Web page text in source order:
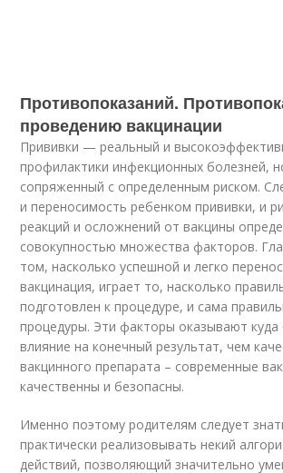
Противопоказаний.
проведению вакцинации
Прививки — реальный и
профилактики инфекционных болезней,
сопряженный с определенным риском.
и переносимость ребенком прививки, и
реакций и осложнений от вакцины
совокупностью множества факторов.
том, насколько успешной и легко
вакцинация, играет то, насколько
подготовлен к процедуре, и сама
процедуры. Эти факторы оказывают
влияние на конечный результат, чем
вакцинного препарата – современные
качественны и безопасны.
Именно поэтому родителям следует
практически реализовывать некий
действий, позволяющий значительно